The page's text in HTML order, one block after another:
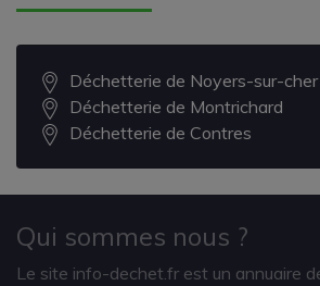
Déchetterie de Noyers-sur-cher
Déchetterie de Montrichard
Déchetterie de Contres
Qui sommes nous ?
Le site info-dechet.fr est un annuaire